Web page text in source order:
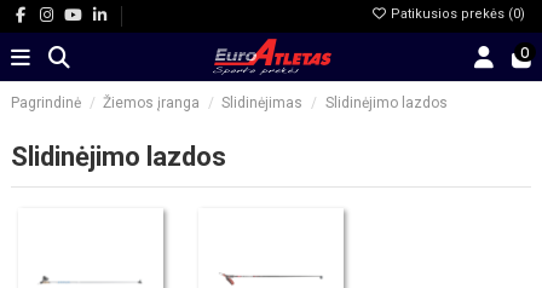
Patikusios prekės (0)
0
Pagrindinė Žiemos įranga Slidinėjimas Slidinėjimo lazdos
Slidinėjimo lazdos